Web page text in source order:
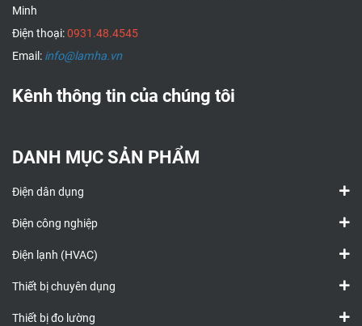
Minh
Điện thoại:0931.48.4545
Email: info@lamha.vn
Kênh thông tin của chúng tôi
DANH MỤC SẢN PHẨM
Điện dân dụng
Điện công nghiệp
Điện lạnh (HVAC)
Thiết bị chuyên dụng
Thiết bị đo lường